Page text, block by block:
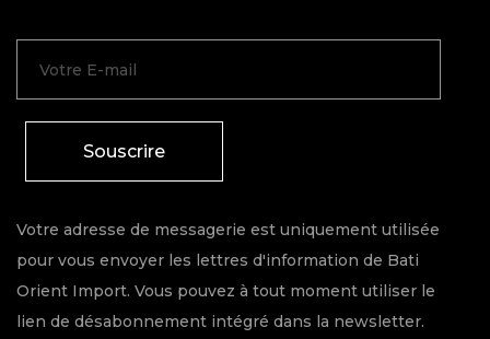
Souscrire
Votre adresse de messagerie est uniquement utilisée
pour vous envoyer les lettres d'information de Bati
Orient Import. Vous pouvez à tout moment utiliser le
lien de désabonnement intégré dans la newsletter.